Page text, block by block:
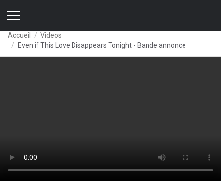
Accueil
Videos
Even if This Love Disappears Tonight - Bande annonce